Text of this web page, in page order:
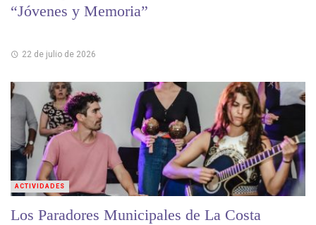
“Jóvenes y Memoria”
22 de julio de 2026
Los Paradores Municipales de La Costa
ACTIVIDADES